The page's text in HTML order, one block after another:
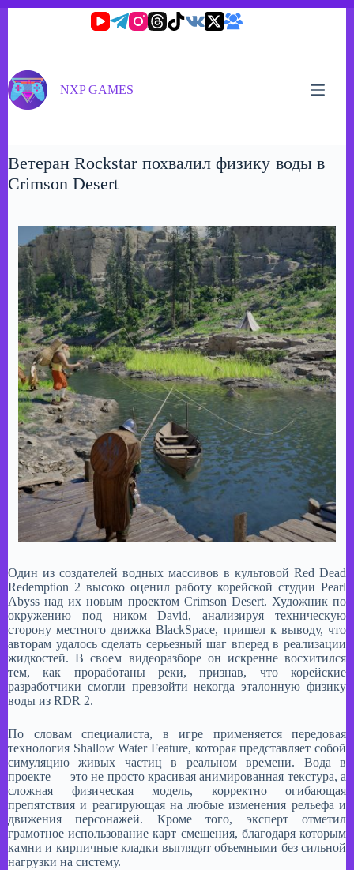
NXP GAMES
Ветеран Rockstar похвалил физику воды в
Crimson Desert
Один из создателей водных массивов в культовой Red Dead
Redemption 2 высоко оценил работу корейской студии Pearl
Abyss над их новым проектом Crimson Desert. Художник по
окружению под ником David, анализируя техническую
сторону местного движка BlackSpace, пришел к выводу, что
авторам удалось сделать серьезный шаг вперед в реализации
жидкостей. В своем видеоразборе он искренне восхитился
тем, как проработаны реки, признав, что корейские
разработчики смогли превзойти некогда эталонную физику
воды из RDR 2.
​По словам специалиста, в игре применяется передовая
технология Shallow Water Feature, которая представляет собой
симуляцию живых частиц в реальном времени. Вода в
проекте — это не просто красивая анимированная текстура, а
сложная физическая модель, корректно огибающая
препятствия и реагирующая на любые изменения рельефа и
движения персонажей. Кроме того, эксперт отметил
грамотное использование карт смещения, благодаря которым
камни и кирпичные кладки выглядят объемными без сильной
нагрузки на систему.​